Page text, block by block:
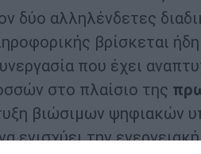
δύο αλληλένδετες
βρίσκεται
που έχει
στο πλαίσιο της
βιώσιμων ψηφιακών
ενισχύει την